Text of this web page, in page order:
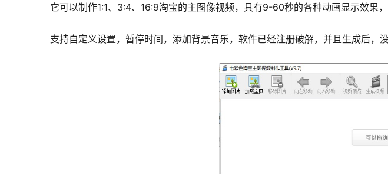
它可以制作1:1、3:4、16:9淘宝的主图像视频，具有9-60秒的各种动画显示效果
支持自定义设置，暂停时间，添加背景音乐，软件已经注册破解，并且生成后，